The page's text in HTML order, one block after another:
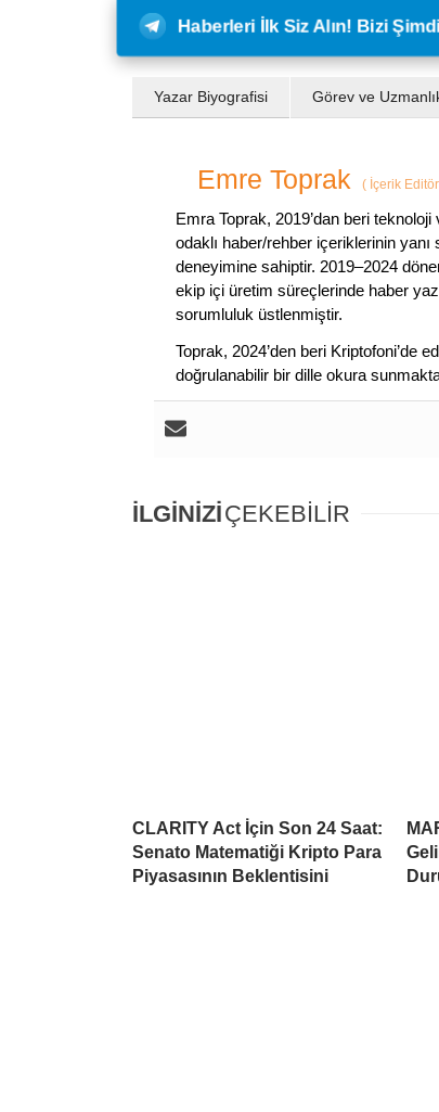
Haberleri İlk Siz Alın! Bizi
Yazar Biyografisi Görev ve
Emre Toprak ( İçerik
Emra Toprak, 2019’dan beri
odaklı haber/rehber içeriklerinin
deneyimine sahiptir. 2019–2024
ekip içi üretim süreçlerinde haber
sorumluluk üstlenmiştir.
Toprak, 2024’den beri Kriptofoni’de
doğrulanabilir bir dille okura
İLGİNİZİÇEKEBİLİR
CLARITY Act İçin Son 24 Saat:
Senato Matematiği Kripto Para
Piyasasının Beklentisini